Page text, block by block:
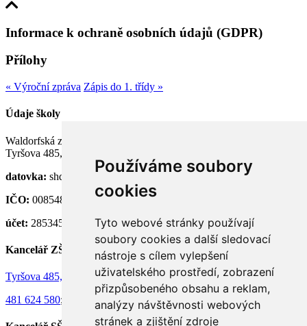
Používáme soubory
cookies
Tyto webové stránky používají
soubory cookies a další sledovací
nástroje s cílem vylepšení
uživatelského prostředí, zobrazení
přizpůsobeného obsahu a reklam,
analýzy návštěvnosti webových
stránek a zjištění zdroje
Informace k ochraně osobních údajů (GDPR)
Přílohy
« Výroční zpráva Zápis do 1. třídy »
Údaje školy
Waldorfská základní a střední škola Semily, p. o.
Tyršova 485, 513 01 Semily
datovka: shdknnh
IČO: 00854824
účet: 28534581/0100
Kancelář ZŠ
Tyršova 485, 513 01 Semily
481 624 580; 736 130 073